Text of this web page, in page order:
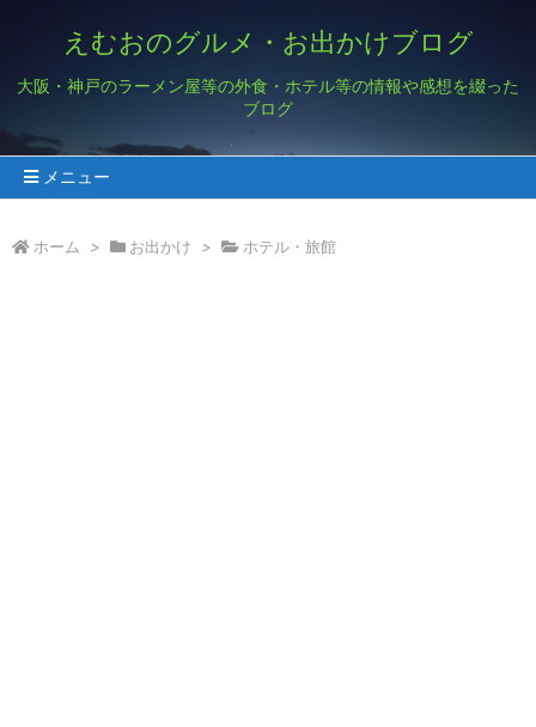
えむおのグルメ・お出かけブログ
大阪・神戸のラーメン屋等の外食・ホテル等の情報や感想を綴った
ブログ
メニュー
ホーム > お出かけ > ホテル・旅館